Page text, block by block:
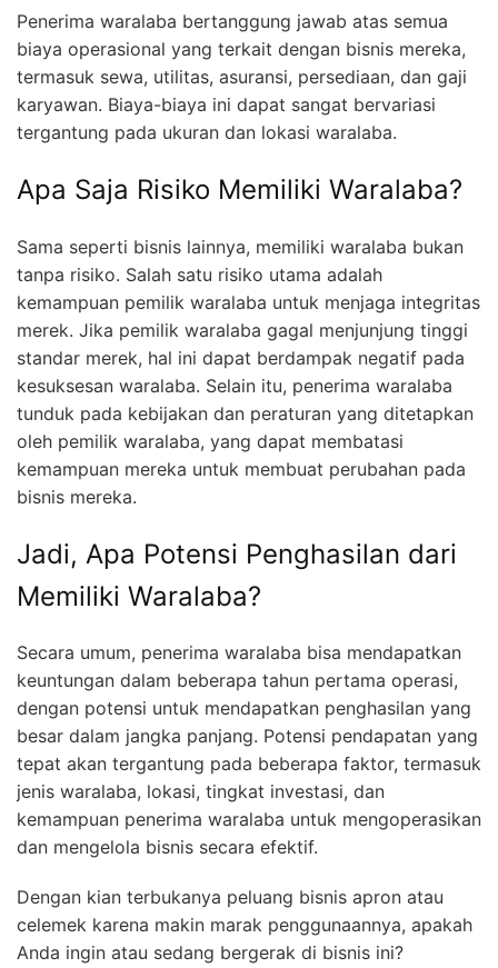
Penerima waralaba bertanggung jawab atas semua
biaya operasional yang terkait dengan bisnis mereka,
termasuk sewa, utilitas, asuransi, persediaan, dan gaji
karyawan. Biaya-biaya ini dapat sangat bervariasi
tergantung pada ukuran dan lokasi waralaba.
Apa Saja Risiko Memiliki Waralaba?
Sama seperti bisnis lainnya, memiliki waralaba bukan
tanpa risiko. Salah satu risiko utama adalah
kemampuan pemilik waralaba untuk menjaga integritas
merek. Jika pemilik waralaba gagal menjunjung tinggi
standar merek, hal ini dapat berdampak negatif pada
kesuksesan waralaba. Selain itu, penerima waralaba
tunduk pada kebijakan dan peraturan yang ditetapkan
oleh pemilik waralaba, yang dapat membatasi
kemampuan mereka untuk membuat perubahan pada
bisnis mereka.
Jadi, Apa Potensi Penghasilan dari
Memiliki Waralaba?
Secara umum, penerima waralaba bisa mendapatkan
keuntungan dalam beberapa tahun pertama operasi,
dengan potensi untuk mendapatkan penghasilan yang
besar dalam jangka panjang. Potensi pendapatan yang
tepat akan tergantung pada beberapa faktor, termasuk
jenis waralaba, lokasi, tingkat investasi, dan
kemampuan penerima waralaba untuk mengoperasikan
dan mengelola bisnis secara efektif.
Dengan kian terbukanya peluang bisnis apron atau
celemek karena makin marak penggunaannya, apakah
Anda ingin atau sedang bergerak di bisnis ini?